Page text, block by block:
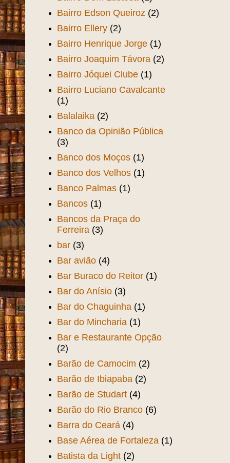
Bairro Edson Queiroz (2)
Bairro Ellery (2)
Bairro Henrique Jorge (1)
Bairro Joaquim Távora (2)
Bairro Jóquei Clube (1)
Bairro Luciano Cavalcante
(1)
Balalaika (2)
Banco da Opinião Pública
(3)
Banco dos Moços (1)
Banco dos Velhos (1)
Banco Palmas (1)
Bancos (1)
Bancos da Praça do
Ferreira (3)
bar (3)
Bar avião (4)
Bar Buraco do Reitor (1)
Bar do Anísio (3)
Bar do Chaguinha (1)
Bar do Mincharia (1)
Bar e Restaurante Opção
(2)
Barão de Camocim (2)
Barão de Ibiapaba (2)
Barão de Studart (4)
Barão do Rio Branco (6)
Barra do Ceará (4)
Base Aérea de Fortaleza (1)
Batista da Light (2)